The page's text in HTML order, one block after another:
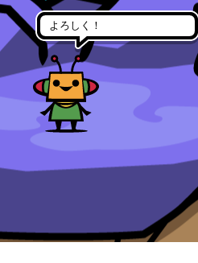
よろしく！